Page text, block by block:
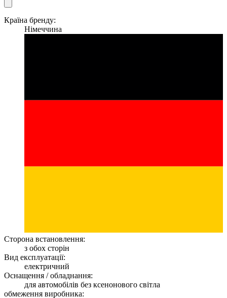
Країна бренду:
Німеччина
Сторона встановлення:
з обох сторін
Вид експлуатації:
електричний
Оснащення / обладнання:
для автомобілів без ксенонового світла
обмеження виробника: